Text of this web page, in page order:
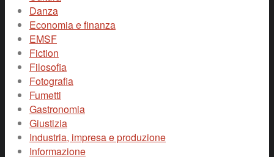
Danza
Economia e finanza
EMSF
Fiction
Filosofia
Fotografia
Fumetti
Gastronomia
Giustizia
Industria, impresa e produzione
Informazione